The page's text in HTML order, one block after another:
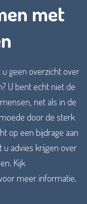
met
geen overzicht over
U bent echt niet de
net als in de
door de sterk
op een bijdrage aan
u advies krijgen over
Kijk
meer informatie.